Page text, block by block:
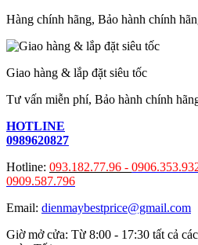
Hàng chính hãng, Bảo hành chính
Giao hàng & lắp đặt siêu tốc
Tư vấn miễn phí, Bảo hành chính
HOTLINE
0989620827
Hotline: 093.182.77.96 -
0909.587.796
Email: dienmaybestprice@gmail.com
Giờ mở cửa: Từ 8:00 - 17:30 tất cả